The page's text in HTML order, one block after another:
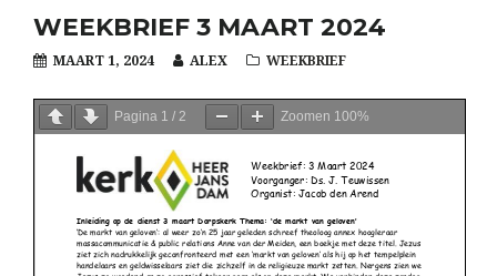
WEEKBRIEF 3 MAART 2024
MAART 1, 2024 ALEX WEEKBRIEF
Pagina 1 / 2 Zoomen 100%